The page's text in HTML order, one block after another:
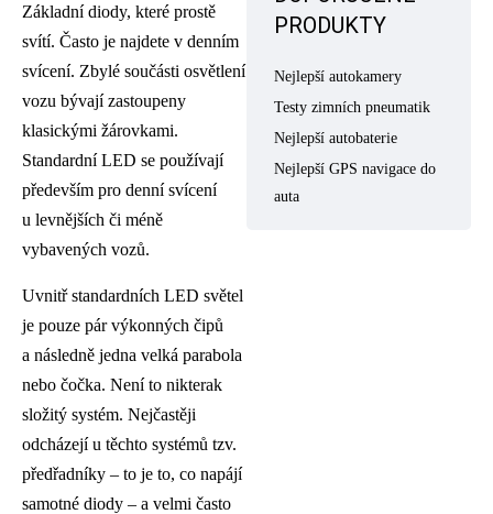
Základní diody, které prostě
svítí. Často je najdete v denním
svícení. Zbylé součásti osvětlení
vozu bývají zastoupeny
klasickými žárovkami.
Standardní LED se používají
především pro denní svícení
u levnějších či méně
vybavených vozů.
Uvnitř standardních LED světel
je pouze pár výkonných čipů
a následně jedna velká parabola
nebo čočka. Není to nikterak
složitý systém. Nejčastěji
odcházejí u těchto systémů tzv.
předřadníky – to je to, co napájí
samotné diody – a velmi často
PRODUKTY
Nejlepší autokamery
Testy zimních pneumatik
Nejlepší autobaterie
Nejlepší GPS navigace do
auta